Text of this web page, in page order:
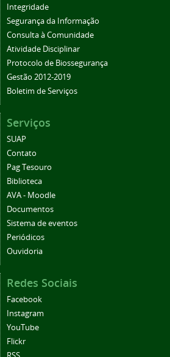
Integridade
Segurança da Informação
Consulta à Comunidade
Atividade Disciplinar
Protocolo de Biossegurança
Gestão 2012-2019
Boletim de Serviços
Serviços
SUAP
Contato
Pag Tesouro
Biblioteca
AVA - Moodle
Documentos
Sistema de eventos
Periódicos
Ouvidoria
Redes Sociais
Facebook
Instagram
YouTube
Flickr